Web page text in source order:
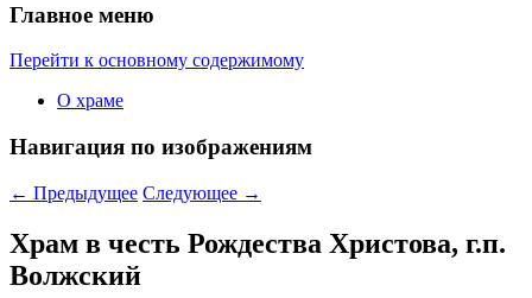
Главное меню
Перейти к основному содержимому
О храме
Навигация по изображениям
← Предыдущее Следующее →
Храм в честь Рождества Христова, г.п.
Волжский